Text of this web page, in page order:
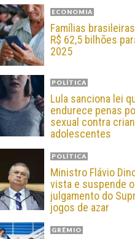
ECONOMIA
Famílias
R$ 62,5 bilhões
2025
POLÍTICA
Lula sanciona lei
endurece penas
sexual contra
adolescentes
POLÍTICA
Ministro Flávio
vista e suspende o
julgamento do
jogos de azar
GRÊMIO